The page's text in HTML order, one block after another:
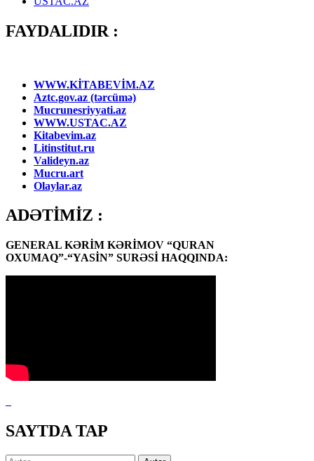
FAYDALIDIR :
WWW.KİTABEVİM.AZ
Aztc.gov.az (tərcümə)
Mucrunesriyyati.az
WWW.USTAC.AZ
Kitabevim.az
Litinstitut.ru
Valideyn.az
Mucru.art
Olaylar.az
ADƏTİMİZ :
GENERAL KƏRİM KƏRİMOV “QURAN
OXUMAQ”-“YASİN” SURƏSİ HAQQINDA:
SAYTDA TAP